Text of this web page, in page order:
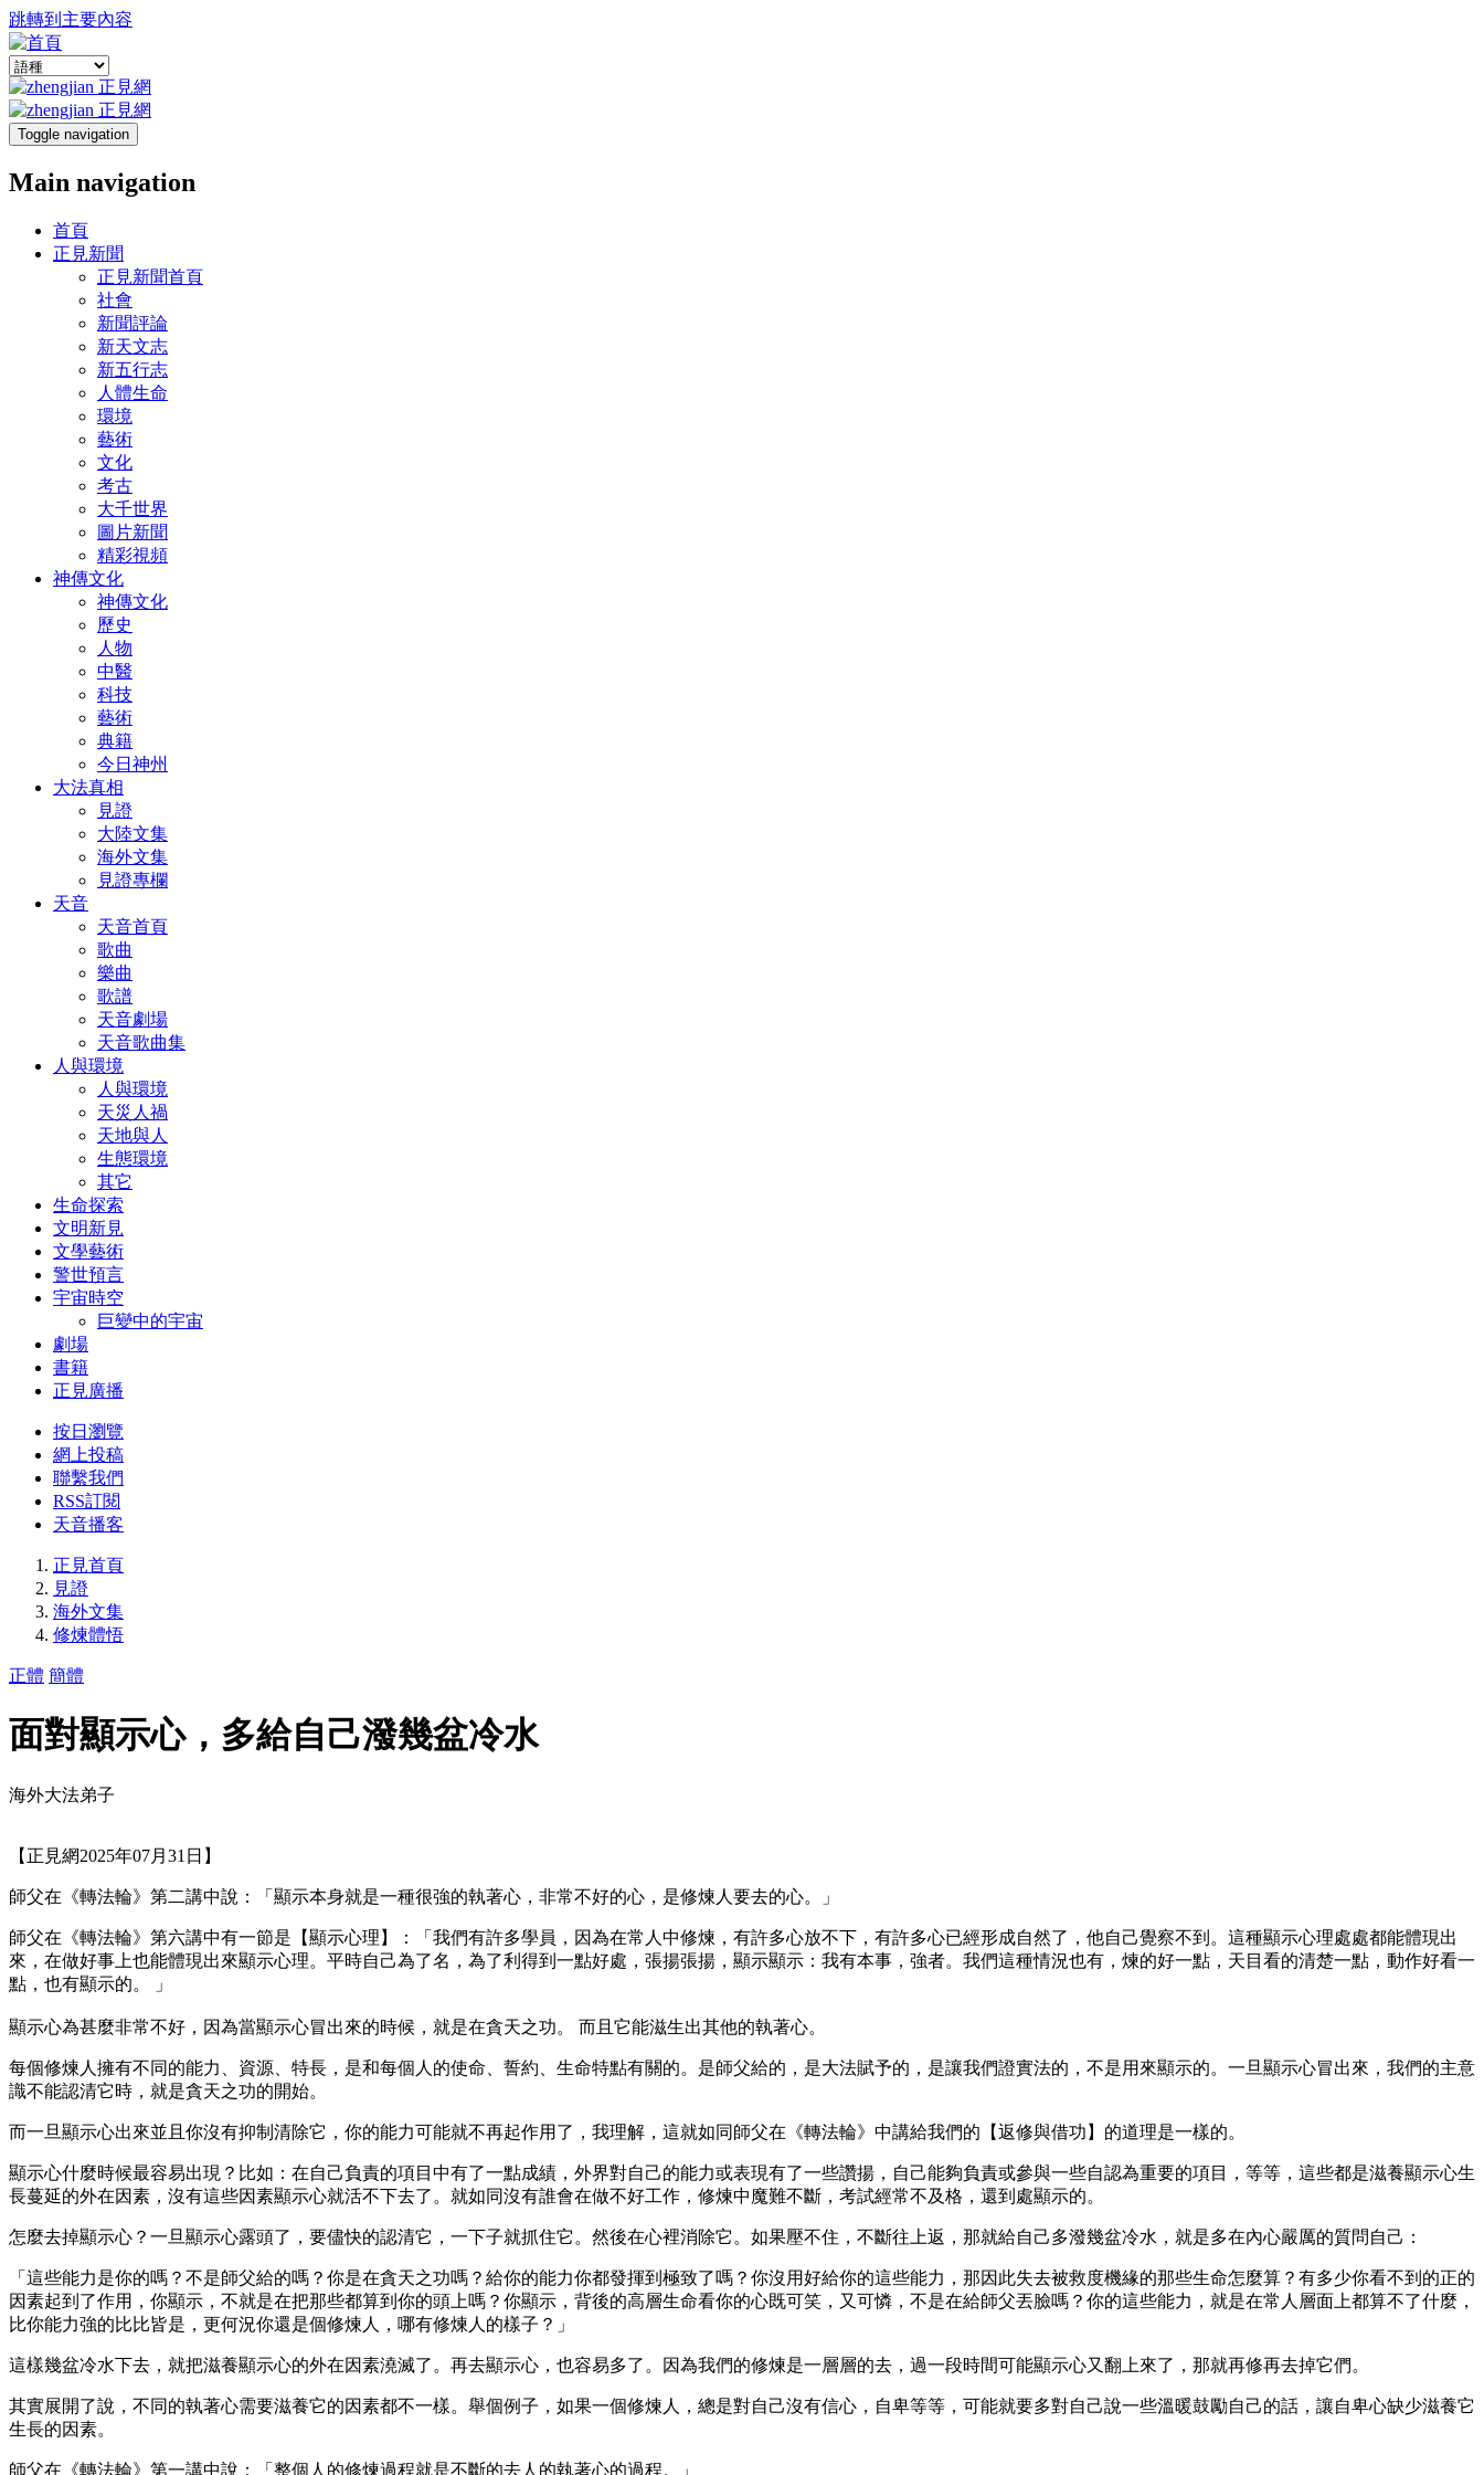
跳轉到主要內容
Toggle navigation
Main navigation
首頁
正見新聞
正見新聞首頁
社會
新聞評論
新天文志
新五行志
人體生命
環境
藝術
文化
考古
大千世界
圖片新聞
精彩視頻
神傳文化
神傳文化
歷史
人物
中醫
科技
藝術
典籍
今日神州
大法真相
見證
大陸文集
海外文集
見證專欄
天音
天音首頁
歌曲
樂曲
歌譜
天音劇場
天音歌曲集
人與環境
人與環境
天災人禍
天地與人
生態環境
其它
生命探索
文明新見
文學藝術
警世預言
宇宙時空
巨變中的宇宙
劇場
書籍
正見廣播
按日瀏覽
網上投稿
聯繫我們
RSS訂閱
天音播客
正見首頁
見證
海外文集
修煉體悟
正體 簡體
面對顯示心，多給自己潑幾盆冷水
海外大法弟子
【正見網2025年07月31日】
師父在《轉法輪》第二講中說：「顯示本身就是一種很強的執著心，非常不好的心，是修煉人要去的心。」
師父在《轉法輪》第六講中有一節是【顯示心理】：「我們有許多學員，因為在常人中修煉，有許多心放不下，有許多心已經形成自然了，他自己覺察不到。這種顯示心理處處都能體現出
來，在做好事上也能體現出來顯示心理。平時自己為了名，為了利得到一點好處，張揚張揚，顯示顯示：我有本事，強者。我們這種情況也有，煉的好一點，天目看的清楚一點，動作好看一
點，也有顯示的。 」
顯示心為甚麼非常不好，因為當顯示心冒出來的時候，就是在貪天之功。 而且它能滋生出其他的執著心。
每個修煉人擁有不同的能力、資源、特長，是和每個人的使命、誓約、生命特點有關的。是師父給的，是大法賦予的，是讓我們證實法的，不是用來顯示的。一旦顯示心冒出來，我們的主意
識不能認清它時，就是貪天之功的開始。
而一旦顯示心出來並且你沒有抑制清除它，你的能力可能就不再起作用了，我理解，這就如同師父在《轉法輪》中講給我們的【返修與借功】的道理是一樣的。
顯示心什麼時候最容易出現？比如：在自己負責的項目中有了一點成績，外界對自己的能力或表現有了一些讚揚，自己能夠負責或參與一些自認為重要的項目，等等，這些都是滋養顯示心生
長蔓延的外在因素，沒有這些因素顯示心就活不下去了。就如同沒有誰會在做不好工作，修煉中魔難不斷，考試經常不及格，還到處顯示的。
怎麼去掉顯示心？一旦顯示心露頭了，要儘快的認清它，一下子就抓住它。然後在心裡消除它。如果壓不住，不斷往上返，那就給自己多潑幾盆冷水，就是多在內心嚴厲的質問自己：
「這些能力是你的嗎？不是師父給的嗎？你是在貪天之功嗎？給你的能力你都發揮到極致了嗎？你沒用好給你的這些能力，那因此失去被救度機緣的那些生命怎麼算？有多少你看不到的正的
因素起到了作用，你顯示，不就是在把那些都算到你的頭上嗎？你顯示，背後的高層生命看你的心既可笑，又可憐，不是在給師父丟臉嗎？你的這些能力，就是在常人層面上都算不了什麼，
比你能力強的比比皆是，更何況你還是個修煉人，哪有修煉人的樣子？」
這樣幾盆冷水下去，就把滋養顯示心的外在因素澆滅了。再去顯示心，也容易多了。因為我們的修煉是一層層的去，過一段時間可能顯示心又翻上來了，那就再修再去掉它們。
其實展開了說，不同的執著心需要滋養它的因素都不一樣。舉個例子，如果一個修煉人，總是對自己沒有信心，自卑等等，可能就要多對自己說一些溫暖鼓勵自己的話，讓自卑心缺少滋養它
生長的因素。
師父在《轉法輪》第一講中說：「整個人的修煉過程就是不斷的去人的執著心的過程。」